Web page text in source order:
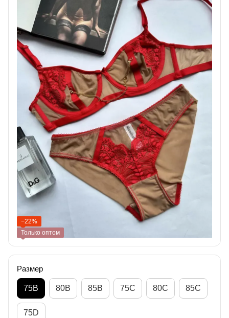
−22%
Только оптом
Размер
75B 80B 85B 75C 80C 85C
75D